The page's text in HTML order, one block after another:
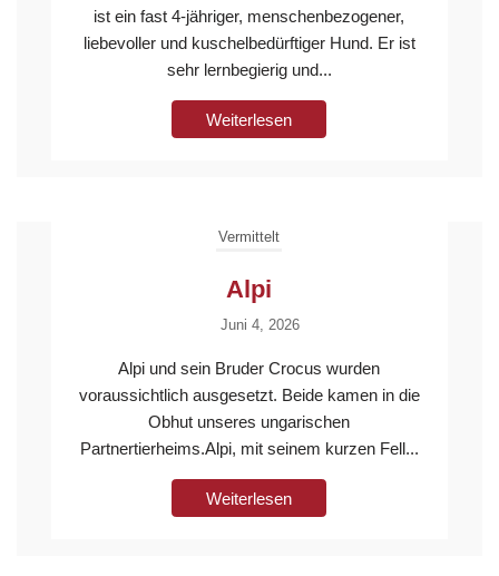
ist ein fast 4-jähriger, menschenbezogener,
liebevoller und kuschelbedürftiger Hund. Er ist
sehr lernbegierig und...
Weiterlesen
Vermittelt
Alpi
Juni 4, 2026
Alpi und sein Bruder Crocus wurden
voraussichtlich ausgesetzt. Beide kamen in die
Obhut unseres ungarischen
Partnertierheims.Alpi, mit seinem kurzen Fell...
Weiterlesen